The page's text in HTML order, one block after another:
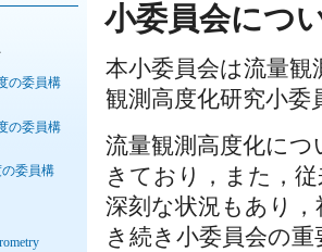
動
の委員構
の委員構
委員構
小委員会につ
本小委員会は流量観
観測高度化研究小
流量観測高度化に
きており，また，
深刻な状況もあり
き続き小委員会の